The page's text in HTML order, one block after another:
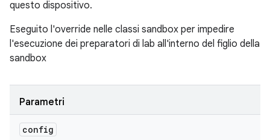
questo dispositivo.
Eseguito l'override nelle classi sandbox per impedire
l'esecuzione dei preparatori di lab all'interno del figlio della
sandbox
Parametri
config